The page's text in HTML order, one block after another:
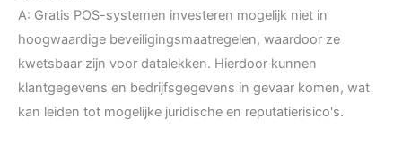
A: Gratis POS-systemen investeren mogelijk niet in
hoogwaardige beveiligingsmaatregelen, waardoor ze
kwetsbaar zijn voor datalekken. Hierdoor kunnen
klantgegevens en bedrijfsgegevens in gevaar komen, wat
kan leiden tot mogelijke juridische en reputatierisico's.